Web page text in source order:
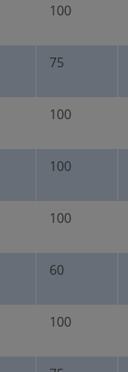
100
75
100
100
100
60
100